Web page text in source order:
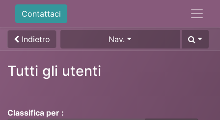
Contattaci
Indietro Nav.
Tutti gli utenti
Classifica per :